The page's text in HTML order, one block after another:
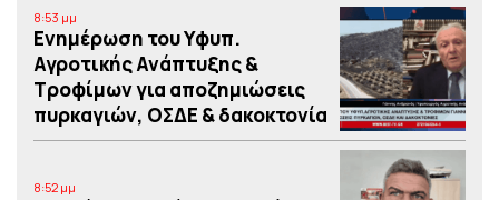
8:53 μμ
Eνημέρωση του Υφυπ.
Αγροτικής Ανάπτυξης &
Τροφίμων για αποζημιώσεις
πυρκαγιών, ΟΣΔΕ & δακοκτονία
8:52 μμ